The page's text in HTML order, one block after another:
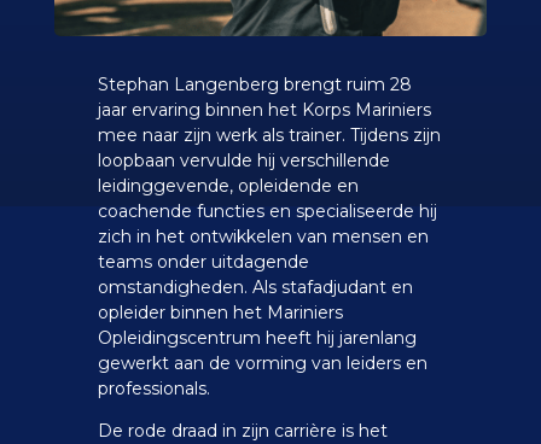
Stephan Langenberg brengt ruim 28
jaar ervaring binnen het Korps Mariniers
mee naar zijn werk als trainer. Tijdens zijn
loopbaan vervulde hij verschillende
leidinggevende, opleidende en
coachende functies en specialiseerde hij
zich in het ontwikkelen van mensen en
teams onder uitdagende
omstandigheden. Als stafadjudant en
opleider binnen het Mariniers
Opleidingscentrum heeft hij jarenlang
gewerkt aan de vorming van leiders en
professionals.
De rode draad in zijn carrière is het